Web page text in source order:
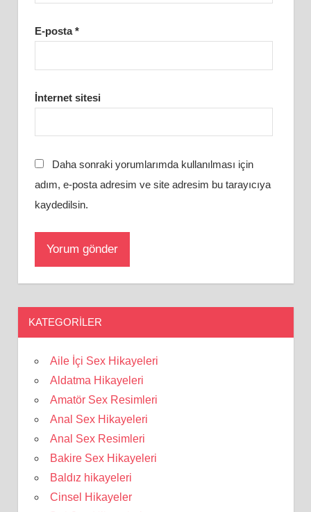
E-posta*
İnternet sitesi
Daha sonraki yorumlarımda kullanılması için
adım, e-posta adresim ve site adresim bu tarayıcıya
kaydedilsin.
KATEGORILER
Aile İçi Sex Hikayeleri
Aldatma Hikayeleri
Amatör Sex Resimleri
Anal Sex Hikayeleri
Anal Sex Resimleri
Bakire Sex Hikayeleri
Baldız hikayeleri
Cinsel Hikayeler